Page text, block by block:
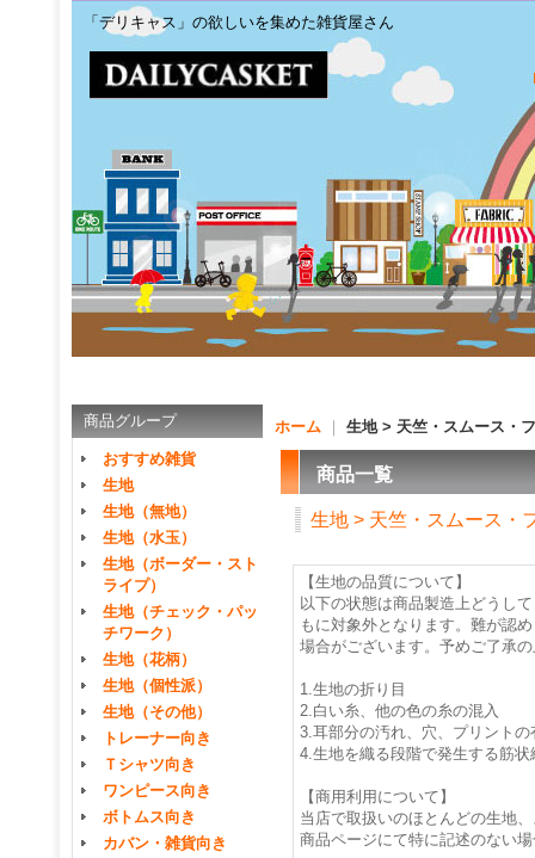
「デリキャス」の欲しいを集めた雑貨屋さん
商品グループ
おすすめ雑貨
生地
生地（無地）
生地（水玉）
生地（ボーダー・スト
ライプ）
生地（チェック・パッ
チワーク）
生地（花柄）
生地（個性派）
生地（その他）
トレーナー向き
Ｔシャツ向き
ワンピース向き
ボトムス向き
カバン・雑貨向き
ホーム 生地 > 天竺・スムース・
商品一覧
生地 > 天竺・スムース・
【生地の品質について】
以下の状態は商品製造上どうし
もに対象外となります。難が認
場合がございます。予めご了承
1.生地の折り目
2.白い糸、他の色の糸の混入
3.耳部分の汚れ、穴、プリントの
4.生地を織る段階で発生する筋状
【商用利用について】
当店で取扱いのほとんどの生地
商品ページにて特に記述のない